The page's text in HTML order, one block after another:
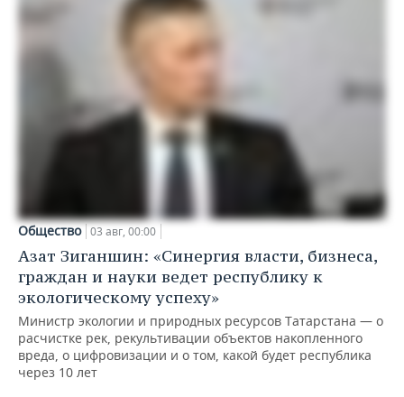
Общество 03 авг, 00:00
Азат Зиганшин: «Синергия власти, бизнеса,
граждан и науки ведет республику к
экологическому успеху»
Министр экологии и природных ресурсов Татарстана — о
расчистке рек, рекультивации объектов накопленного
вреда, о цифровизации и о том, какой будет республика
через 10 лет